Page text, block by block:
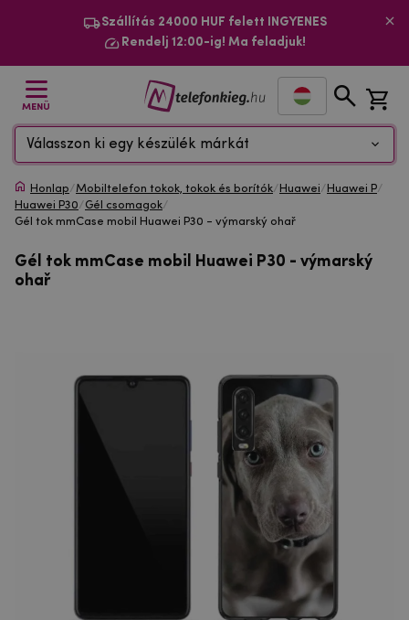
Szállítás 24000 HUF felett INGYENES
Rendelj 12:00-ig! Ma feladjuk!
MENÜ
Válasszon ki egy készülék márkát
Honlap/Mobiltelefon tokok, tokok és borítók/ Huawei/ Huawei P/
Huawei P30/Gél csomagok/
Gél tok mmCase mobil Huawei P30 - výmarský ohař
Gél tok mmCase mobil Huawei P30 - výmarský
ohař